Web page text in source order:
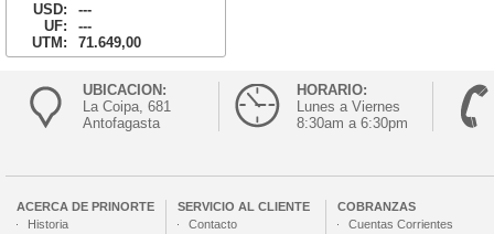
USD:
---
UF:
---
UTM:
71.649,00
UBICACION:
La Coipa, 681
Antofagasta
HORARIO:
Lunes a Viernes
8:30am a 6:30pm
ACERCA DE PRINORTE
Historia
SERVICIO AL CLIENTE
Contacto
COBRANZAS
Cuentas Corrientes